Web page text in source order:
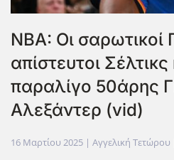
NBA: Οι σαρωτικοί
απίστευτοι
παραλίγο 50άρης
Αλεξάντερ (vid)
16 Μαρτίου 2025 | Αγγελική Τετώρου